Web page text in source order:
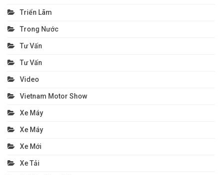
Triển Lãm
Trong Nước
Tư Vấn
Tư Vấn
Video
Vietnam Motor Show
Xe Máy
Xe Máy
Xe Mới
Xe Tải